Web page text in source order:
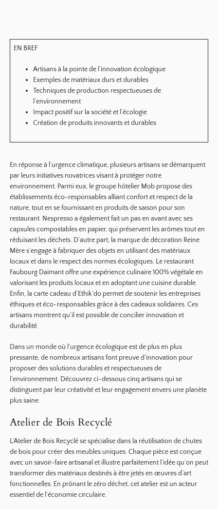
EN BREF
Artisansà la pointe de l’innovation écologique
Exemples de matériauxdursetdurables
Techniques de production respectueuses de
l’environnement
Impact positif sur la sociétéet l’écologie
Création de produits innovantsetdurables
En réponse à l’urgence climatique, plusieurs artisans se démarquent
par leurs initiatives novatrices visant à protéger notre
environnement. Parmi eux, legroupe hôtelier Mob propose des
établissements éco-responsables alliant confort et respect de la
nature, tout en se fournissant en produits de saison pour son
restaurant. Nespressoa également fait un pas en avant avec ses
capsules compostablesen papier, qui préservent les arômes tout en
réduisant les déchets. D’autre part, la marque de décoration Reine
Mères’engage à fabriquer des objets en utilisant des matériaux
locaux et dans le respect des normes écologiques. Le restaurant
Faubourg Daimantoffre une expérience culinaire 100% végétale en
valorisant les produits locaux et en adoptant une cuisine durable.
Enfin, la carte cadeau d’Ethik’do permet de soutenir les entreprises
éthiques et éco-responsables grâce à des cadeaux solidaires. Ces
artisans montrent qu’il est possible de concilier innovation et
durabilité.
Dans un monde où l’urgence écologique est de plus en plus
pressante, de nombreux artisans font preuve d’innovation pour
proposer des solutions durables et respectueuses de
l’environnement. Découvrez ci-dessous cinq artisans qui se
distinguent par leur créativité et leur engagement envers une planète
plus saine.
Atelier de Bois Recyclé
L’Atelier de Bois Recyclé se spécialise dans la réutilisation de chutes
de bois pour créer des meubles uniques. Chaque pièce est conçue
avec un savoir-faire artisanal et illustre parfaitement l’idée qu’on peut
transformer des matériaux destinés à être jetés en œuvres d’art
fonctionnelles. En prônant lezéro déchet, cet atelier est un acteur
essentiel de l’économie circulaire.